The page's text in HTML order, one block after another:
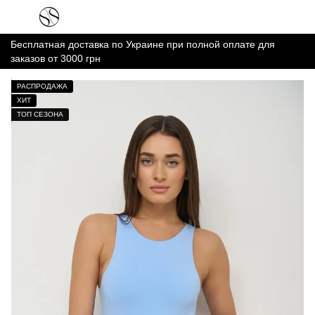
Бесплатная доставка по Украине при полной оплате для
заказов от 3000 грн
РАСПРОДАЖА
ХИТ
ТОП СЕЗОНА